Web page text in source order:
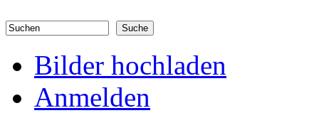
Suchformular
Bilder hochladen
Anmelden